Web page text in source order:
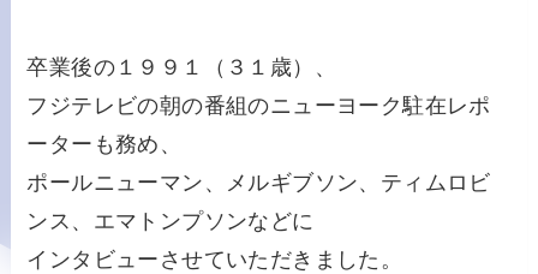
卒業後の１９９１（３１歳）、
フジテレビの朝の番組のニューヨーク駐在レポ
ーターも務め、
ポールニューマン、メルギブソン、ティムロビ
ンス、エマトンプソンなどに
インタビューさせていただきました。